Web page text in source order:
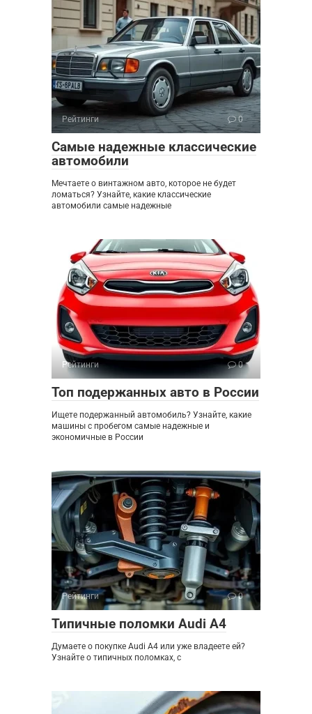
Рейтинги 0
Самые надежные классические
автомобили
Мечтаете о винтажном авто, которое не будет
ломаться? Узнайте, какие классические
автомобили самые надежные
Рейтинги 0
Топ подержанных авто в России
Ищете подержанный автомобиль? Узнайте, какие
машины с пробегом самые надежные и
экономичные в России
Рейтинги 0
Типичные поломки Audi A4
Думаете о покупке Audi A4 или уже владеете ей?
Узнайте о типичных поломках, с